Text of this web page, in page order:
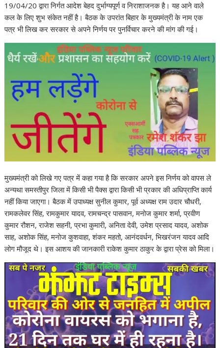
19/04/20 द्वारा निर्गत आदेश बेहद दुर्भाग्यपूर्ण व निराशाजनक है। यह आने वाले
कल के लिए शुभ संकेत नहीं है। बैठक के उपरांत बिहार के मुख्यमंत्री के नाम एक
पत्र भी लिख कर सरकार से अपने निर्णय पर पुनर्विचार करने की मांग की गई।
मुख्यमंत्री को लिखे गए पत्र में कहा गया है कि सरकार अपने इस निर्णय को वापस ले
अन्यथा समस्तीपुर जिला में किसी भी पैक्स द्वारा किसी भी प्रकार की अधिप्राप्ति कार्य
नहीं किया जाएगा। बैठक में उपाध्यक्ष सुनील कुमार, पूर्व अध्यक्ष राम उदार चौधरी,
रामकलेवर सिंह, रामकुमार यादव, रामचन्द्र पासवान, मनोज कुमार शर्मा, प्रवीण
कुमार रौशन, राजेश सहनी, प्रभा कुमारी, अनिता देवी, उमेश प्रसाद यादव, अशोक
साह, अशोक सिंह, मनोज कुशवाहा, शंकर महतो, आनंदवर्धन, भिखरंजन यादव आदि
लोग मौजूद थे। इस आशय की जानकारी राकेश कुमार ठाकुर के द्वारा प्रेस को मिला।